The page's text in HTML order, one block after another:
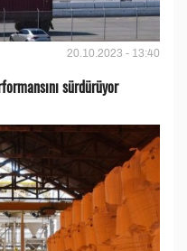
20.10.2023 - 13:40
sürdürüyor